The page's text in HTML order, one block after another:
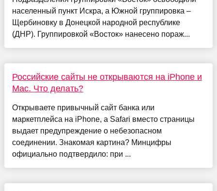
населенный пункт Искра, а Южной группировка –
Щербиновку в Донецкой народной республике
(ДНР). Группировкой «Восток» нанесено пораж...
Российские сайты не открываются на iPhone и
Mac. Что делать?
Открываете привычный сайт банка или
маркетплейса на iPhone, а Safari вместо страницы
выдает предупреждение о небезопасном
соединении. Знакомая картина? Минцифры
официально подтвердило: при ...